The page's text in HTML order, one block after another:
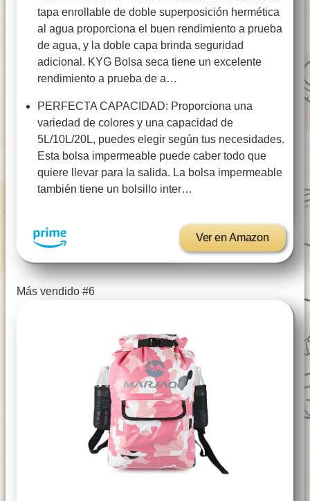
tapa enrollable de doble superposición hermética
al agua proporciona el buen rendimiento a prueba
de agua, y la doble capa brinda seguridad
adicional. KYG Bolsa seca tiene un excelente
rendimiento a prueba de a…
PERFECTA CAPACIDAD: Proporciona una
variedad de colores y una capacidad de
5L/10L/20L, puedes elegir según tus necesidades.
Esta bolsa impermeable puede caber todo que
quiere llevar para la salida. La bolsa impermeable
también tiene un bolsillo inter…
Ver en Amazon
Más vendido #6